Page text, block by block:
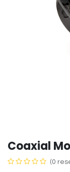
Coaxial
(0